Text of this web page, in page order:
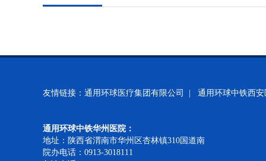
友情链接： 通用环球医疗集团有限公司 | 通用环球中铁西
通用环球中铁华州医院：
地址：陕西省渭南市华州区杏林镇310国道南
院办电话：0913-3018111